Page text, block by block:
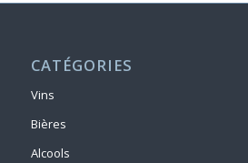
CATÉGORIES
Vins
Bières
Alcools